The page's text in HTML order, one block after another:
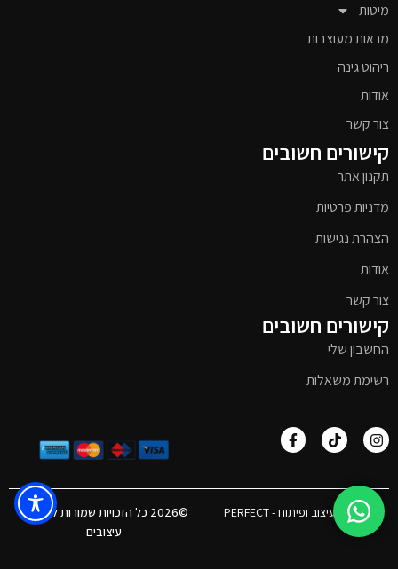
מיטות
מראות מעוצבות
ריהוט גינה
אודות
צור קשר
קישורים חשובים
תקנון אתר
מדניות פרטיות
הצהרת נגישות
אודות
צור קשר
קישורים חשובים
החשבון שלי
רשימת משאלות
אפיון, עיצוב ופיתוח - PERFECT
©2026 כל הזכויות שמורות לטימבר
עיצובים